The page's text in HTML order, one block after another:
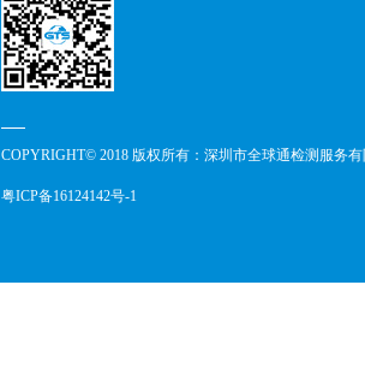
COPYRIGHT© 2018 版权所有：深圳市全球通检测服务
粤ICP备16124142号-1